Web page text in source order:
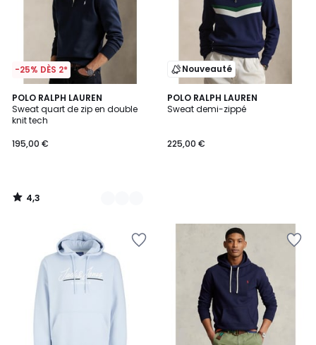
-25% DÈS 2*
POLO RALPH LAUREN
Sweat quart de zip en double
knit tech
195,00 €
4,3
/ 5
5
Couleurs
4,3
/
Nouveauté
POLO RALPH LAUREN
Sweat demi-zippé
225,00 €